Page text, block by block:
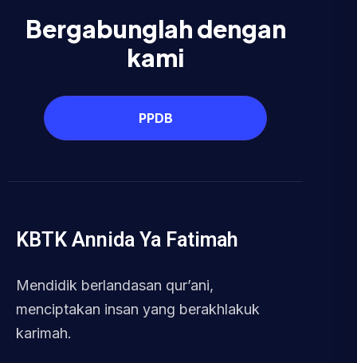
Bergabunglah dengan
kami
PPDB
KBTK Annida Ya Fatimah
Mendidik berlandasan qur’ani,
menciptakan insan yang berakhlakuk
karimah.